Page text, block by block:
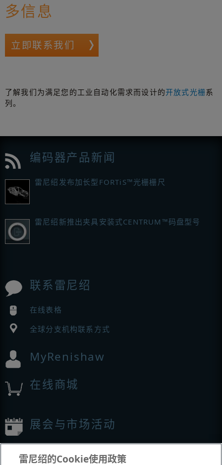
多信息
立即联系我们
了解我们为满足您的工业自动化需求而设计的开放式光栅系
列。
编码器产品新闻
雷尼绍发布加长型FORTiS™光栅栅尺
雷尼绍新推出夹具安装式CENTRUM™码盘型号
联系雷尼绍
在线表格
全球分支机构联系方式
MyRenishaw
在线商城
展会与市场活动
雷尼绍的Cookie使用政策